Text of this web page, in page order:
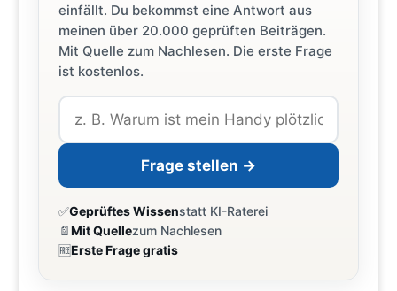
einfällt. Du bekommst eine Antwort aus
meinen über 20.000 geprüften Beiträgen.
Mit Quelle zum Nachlesen. Die erste Frage
ist kostenlos.
Frage stellen →
✅Geprüftes Wissenstatt KI-Raterei
📄Mit Quellezum Nachlesen
🆓Erste Frage gratis